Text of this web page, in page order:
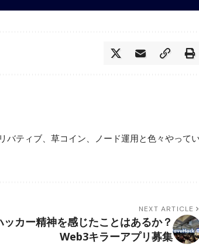
バティブ、草コイン、ノード運用と色々やって
NEXT ARTICLE
ッカー精神を感じたことはあるか？
Web3キラーアプリ募集